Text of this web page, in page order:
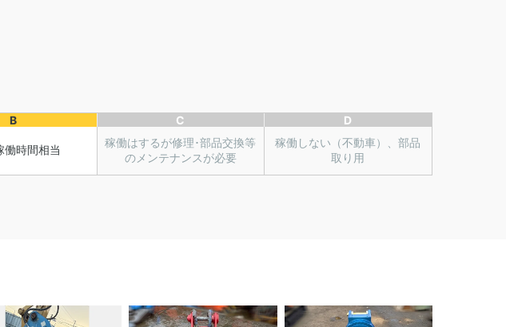
B
働時間相当
C
稼働はするが修理･部品交換等
のメンテナンスが必要
D
稼働しない（不動車）、部品
取り用